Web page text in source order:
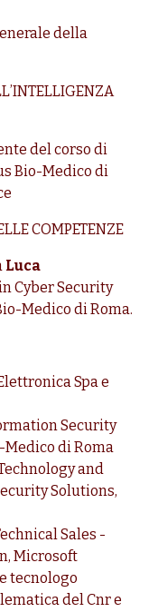
della
del corso di
Bio-Medico di
COMPETENZE
Luca
Cyber Security
Medico di Roma.
Spa e
Security
di Roma
and
Solutions,
Sales -
Microsoft
tecnologo
del Cnr e